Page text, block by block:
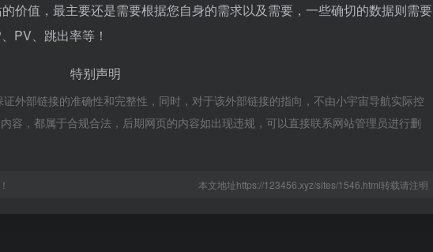
价值，最主要还是需要根据您自身的需求以及需要，一些确切的数据则需要
PV、跳出率等！
特别声明
外部链接的准确性和完整性，同时，对于该外部链接的指向，不由小宇宙导航实际控
容，都属于合规合法，后期网页的内容如出现违规，可以直接联系网站管理员进行删
本文地址https://123456.xyz/sites/1546.html转载请注明